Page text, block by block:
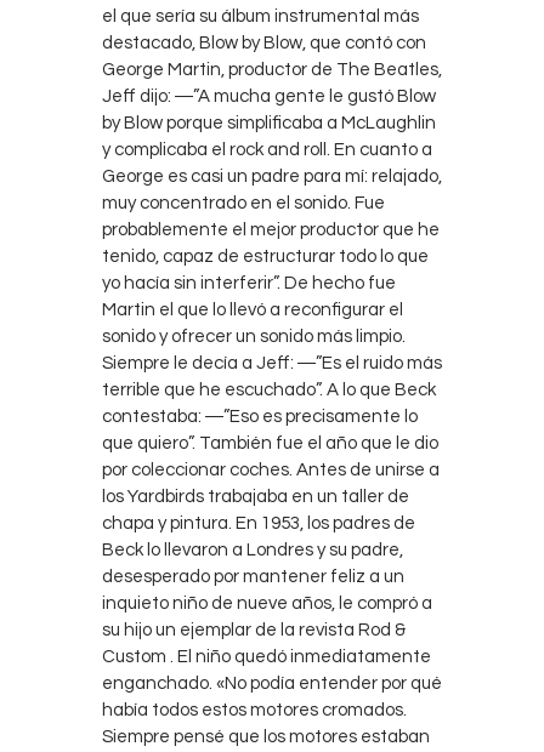
el que sería su álbum instrumental más
destacado, Blow by Blow, que contó con
George Martin, productor de The Beatles,
Jeff dijo: ―”A mucha gente le gustó Blow
by Blow porque simplificaba a McLaughlin
y complicaba el rock and roll. En cuanto a
George es casi un padre para mí: relajado,
muy concentrado en el sonido. Fue
probablemente el mejor productor que he
tenido, capaz de estructurar todo lo que
yo hacía sin interferir”. De hecho fue
Martin el que lo llevó a reconfigurar el
sonido y ofrecer un sonido más limpio.
Siempre le decía a Jeff: ―”Es el ruido más
terrible que he escuchado”. A lo que Beck
contestaba: ―”Eso es precisamente lo
que quiero”. También fue el año que le dio
por coleccionar coches. Antes de unirse a
los Yardbirds trabajaba en un taller de
chapa y pintura. En 1953, los padres de
Beck lo llevaron a Londres y su padre,
desesperado por mantener feliz a un
inquieto niño de nueve años, le compró a
su hijo un ejemplar de la revista Rod &
Custom . El niño quedó inmediatamente
enganchado. «No podía entender por qué
había todos estos motores cromados.
Siempre pensé que los motores estaban